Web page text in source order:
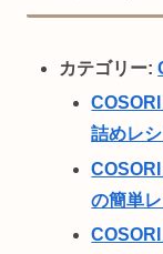
カテゴリー:
詰めレ
の簡単